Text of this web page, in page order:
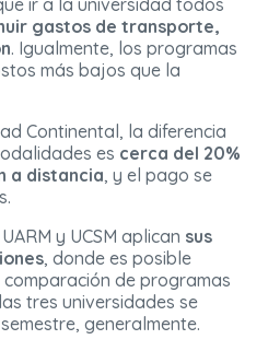
ir a la universidad todos
gastos de transporte,
. Igualmente, los programas
más bajos que la
Continental, la diferencia
es cerca del 20%
a distancia, y el pago se
y UCSM aplican sus
, donde es posible
de programas
tres universidades se
generalmente.